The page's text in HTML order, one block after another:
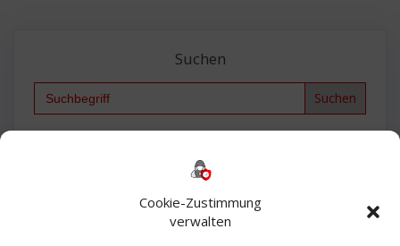
Cookie-Zustimmung
verwalten
Suchen
Search
Bautagebuch
Exchange firewall Fritzbox
Microsoft